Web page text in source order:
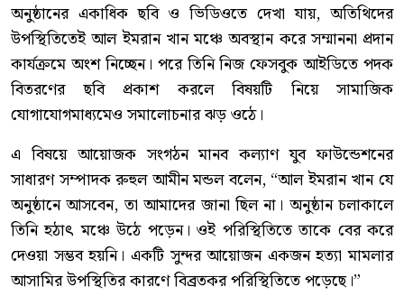
অনুষ্ঠানের একাধিক ছবি ও ভিডিওতে দেখা যায়, অতিথিদের
উপস্থিতিতেই আল ইমরান খান মঞ্চে অবস্থান করে সম্মাননা প্রদান
কার্যক্রমে অংশ নিচ্ছেন। পরে তিনি নিজ ফেসবুক আইডিতে পদক
বিতরণের ছবি প্রকাশ করলে বিষয়টি নিয়ে সামাজিক
যোগাযোগমাধ্যমেও সমালোচনার ঝড় ওঠে।
এ বিষয়ে আয়োজক সংগঠন মানব কল্যাণ যুব ফাউন্ডেশনের
সাধারণ সম্পাদক রুহুল আমীন মন্ডল বলেন, “আল ইমরান খান যে
অনুষ্ঠানে আসবেন, তা আমাদের জানা ছিল না। অনুষ্ঠান চলাকালে
তিনি হঠাৎ মঞ্চে উঠে পড়েন। ওই পরিস্থিতিতে তাকে বের করে
দেওয়া সম্ভব হয়নি। একটি সুন্দর আয়োজন একজন হত্যা মামলার
আসামির উপস্থিতির কারণে বিব্রতকর পরিস্থিতিতে পড়েছে।”